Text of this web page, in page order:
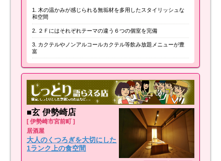
木の温かみが感じられる無垢材を多用したスタイリッシュな
和空間
２Ｆにはそれぞれテーマの違う６つの個室を完備
カクテルやノンアルコールカクテル等飲み放題メニューが豊
富
■玄 伊勢崎店
[ 伊勢崎市宮前町 ]
居酒屋
大人のくつろぎを大切にした
1ランク上の食空間